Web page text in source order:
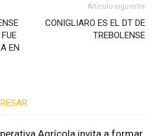
EN
Artículo siguiente
CONIGLIARO ES EL DT DE
TREBOLENSE